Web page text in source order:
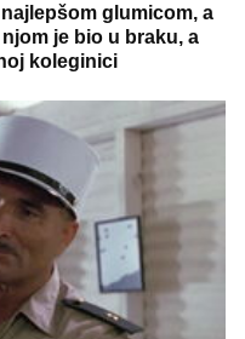
glumicom, a
je bio u braku, a
koleginici